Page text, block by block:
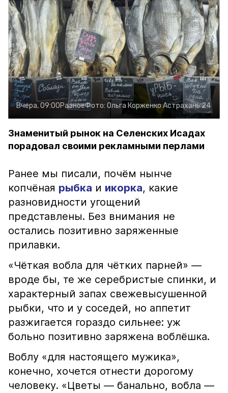
Вчера, 09:00РазноеФото: Ольга КорженкоАстрахань 24
Знаменитый рынок на Селенских Исадах
порадовал своими рекламными перлами
Ранее мы писали, почём нынче
копчёная рыбка и икорка, какие
разновидности угощений
представлены. Без внимания не
остались позитивно заряженные
прилавки.
«Чёткая вобла для чётких парней» —
вроде бы, те же серебристые спинки, и
характерный запах свежевысушенной
рыбки, что и у соседей, но аппетит
разжигается гораздо сильнее: уж
больно позитивно заряжена воблёшка.
Воблу «для настоящего мужика»,
конечно, хочется отнести дорогому
человеку. «Цветы — банально, вобла —